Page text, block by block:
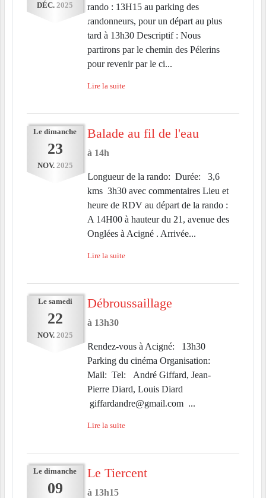
DÉC. 2025
rando : 13H15 au parking des
randonneurs, pour un départ au plus
tard à 13h30 Descriptif : Nous
partirons par le chemin des Pélerins
pour revenir par le ci...
Lire la suite
Le dimanche
23
NOV. 2025
Balade au fil de l'eau
à 14h
Longueur de la rando: Durée: 3,6
kms 3h30 avec commentaires Lieu et
heure de RDV au départ de la rando :
A 14H00 à hauteur du 21, avenue des
Onglées à Acigné . Arrivée...
Lire la suite
Le samedi
22
NOV. 2025
Débroussaillage
à 13h30
Rendez-vous à Acigné: 13h30
Parking du cinéma Organisation:
Mail: Tel: André Giffard, Jean-
Pierre Diard, Louis Diard
giffardandre@gmail.com ...
Lire la suite
Le dimanche
09
Le Tiercent
à 13h15